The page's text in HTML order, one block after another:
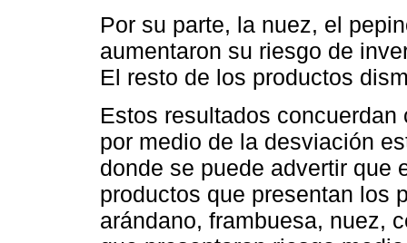
Por su parte, la nuez, el
aumentaron su riesgo de
El resto de los productos
Estos resultados
por medio de la desviación
donde se puede advertir que
productos que presentan los
arándano, frambuesa, nuez,